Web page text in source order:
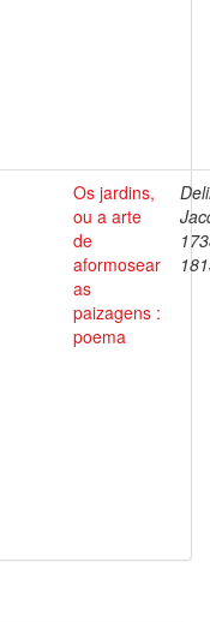
Os jardins,
ou a arte
de
aformosear
as
paizagens :
poema